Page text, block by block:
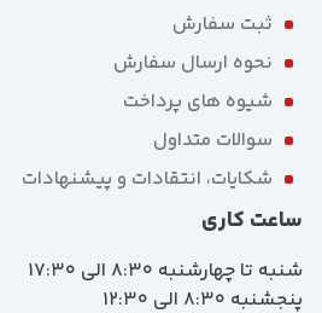
ثبت سفارش
نحوه ارسال سفارش
شیوه های پرداخت
سوالات متداول
شکایات، انتقادات و پیشنهادات
ساعت کاری
شنبه تا چهارشنبه 8:30 الی 17:30
پنجشنبه 8:30 الی 12:30